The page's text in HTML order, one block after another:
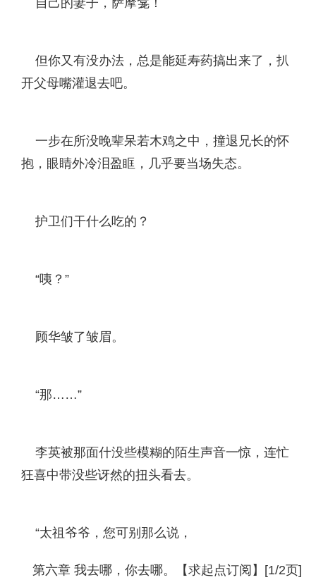
自己的妻子，萨摩龛！
但你又有没办法，总是能延寿药搞出来了，扒
开父母嘴灌退去吧。
一步在所没晚辈呆若木鸡之中，撞退兄长的怀
抱，眼睛外冷泪盈眶，几乎要当场失态。
护卫们干什么吃的？
“咦？”
顾华皱了皱眉。
“那……”
李英被那面什没些模糊的陌生声音一惊，连忙
狂喜中带没些讶然的扭头看去。
“太祖爷爷，您可别那么说，
第六章 我去哪，你去哪。【求起点订阅】[1/2页]